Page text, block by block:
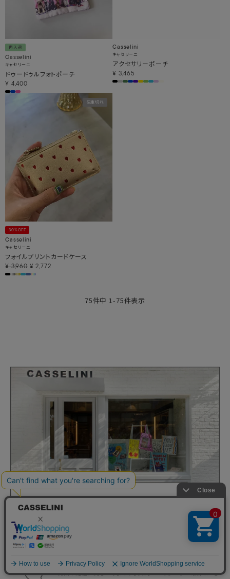
再入荷
Casselini
キャセリーニ
ドゥードゥルフォトポーチ
¥ 4,400
Casselini
キャセリーニ
アクセサリーポーチ
¥ 3,465
30%OFF
Casselini
キャセリーニ
フォイルプリントカードケース
¥ 3,960 ¥ 2,772
在庫切れ
75件中 1-75件表示
よくある質問
商品や配送に関してのよくある質問はこちらからご確認くださ